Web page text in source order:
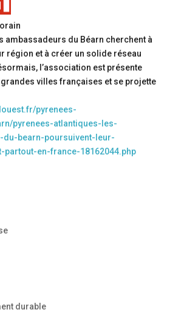
ambassadeurs du Béarn cherchent à
région et à créer un solide réseau
l’association est présente
villes françaises et se projette
pyrenees-
pyrenees-atlantiques-les-
du-bearn-poursuivent-leur-
partout-en-france-18162044.php
durable